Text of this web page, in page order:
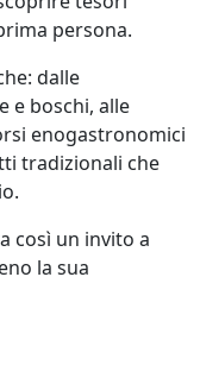
persona.
dalle
e boschi, alle
enogastronomici
tradizionali che
così un invito a
la sua